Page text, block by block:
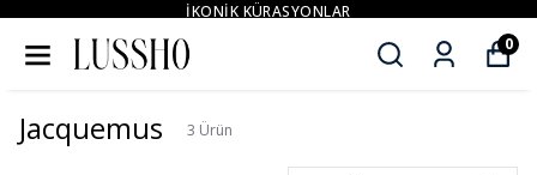
İKONİK KÜRASYONLAR
0
Jacquemus 3 Ürün